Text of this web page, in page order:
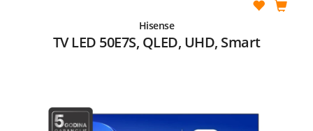
Hisense
TV LED 50E7S, QLED, UHD, Smart